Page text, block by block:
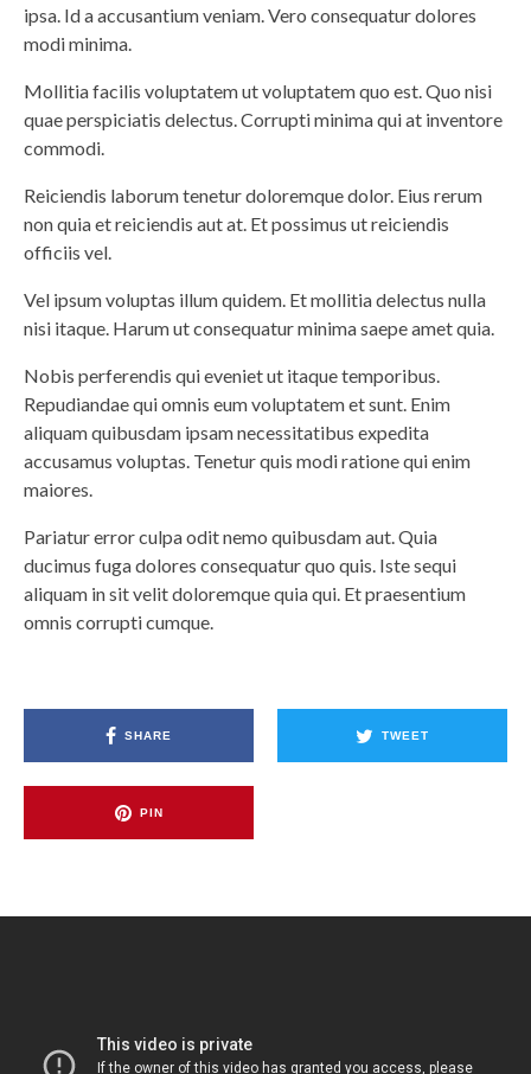
ipsa. Id a accusantium veniam. Vero consequatur dolores
modi minima.
Mollitia facilis voluptatem ut voluptatem quo est. Quo nisi
quae perspiciatis delectus. Corrupti minima qui at inventore
commodi.
Reiciendis laborum tenetur doloremque dolor. Eius rerum
non quia et reiciendis aut at. Et possimus ut reiciendis
officiis vel.
Vel ipsum voluptas illum quidem. Et mollitia delectus nulla
nisi itaque. Harum ut consequatur minima saepe amet quia.
Nobis perferendis qui eveniet ut itaque temporibus.
Repudiandae qui omnis eum voluptatem et sunt. Enim
aliquam quibusdam ipsam necessitatibus expedita
accusamus voluptas. Tenetur quis modi ratione qui enim
maiores.
Pariatur error culpa odit nemo quibusdam aut. Quia
ducimus fuga dolores consequatur quo quis. Iste sequi
aliquam in sit velit doloremque quia qui. Et praesentium
omnis corrupti cumque.
SHARE TWEET
PIN